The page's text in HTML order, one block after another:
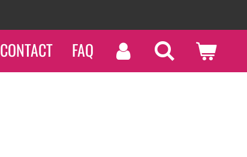
CONTACT FAQ